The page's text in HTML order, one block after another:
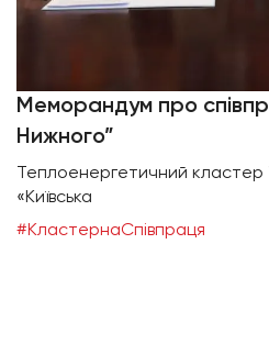
Меморандум про
Нижного”
Теплоенергетичний кластер
«Київська
#КластернаСпівпраця